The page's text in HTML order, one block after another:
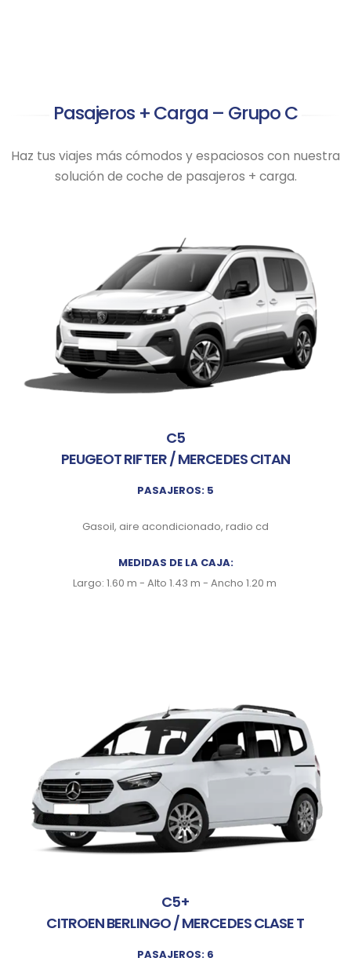
Pasajeros + Carga – Grupo C
Haz tus viajes más cómodos y espaciosos con nuestra
solución de coche de pasajeros + carga.
C5
PEUGEOT RIFTER / MERCEDES CITAN
PASAJEROS: 5
Gasoil, aire acondicionado, radio cd
MEDIDAS DE LA CAJA:
Largo: 1.60 m - Alto 1.43 m - Ancho 1.20 m
C5+
CITROEN BERLINGO / MERCEDES CLASE T
PASAJEROS: 6